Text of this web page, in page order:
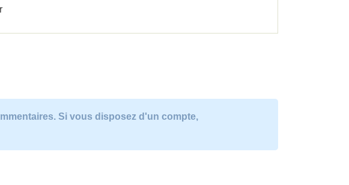
Si vous disposez d'un compte,